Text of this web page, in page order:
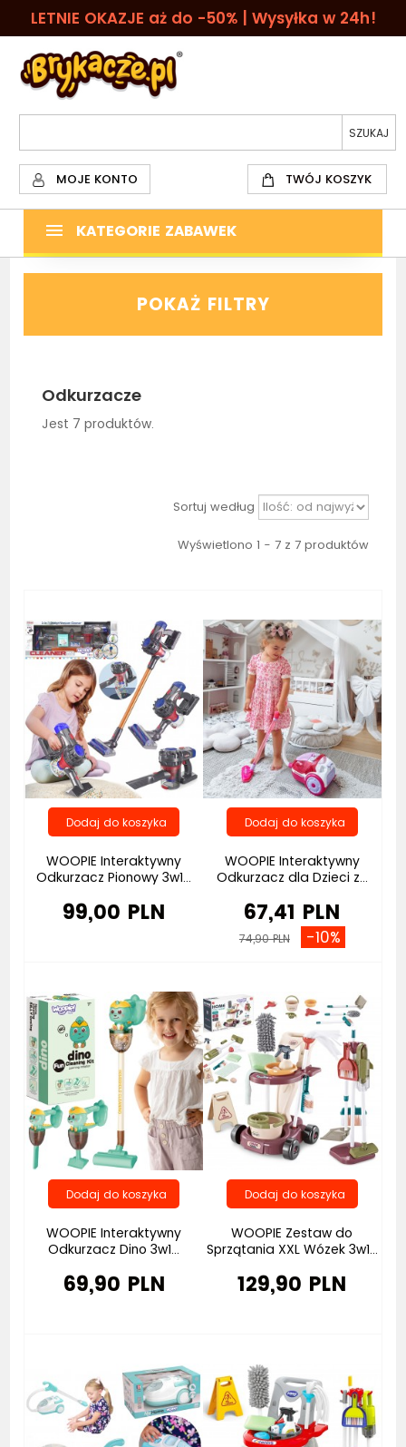
LETNIE OKAZJE aż do -50% | Wysyłka w 24h!
MOJE KONTO TWÓJ KOSZYK
KATEGORIE ZABAWEK
POKAŻ FILTRY
Odkurzacze
Jest 7 produktów.
Sortuj według
Wyświetlono 1 - 7 z 7 produktów
WOOPIE Interaktywny
Odkurzacz Pionowy 3w1...
99,00 PLN
WOOPIE Interaktywny
Odkurzacz dla Dzieci z...
67,41 PLN
74,90 PLN -10%
WOOPIE Interaktywny
Odkurzacz Dino 3w1...
69,90 PLN
WOOPIE Zestaw do
Sprzątania XXL Wózek 3w1...
129,90 PLN